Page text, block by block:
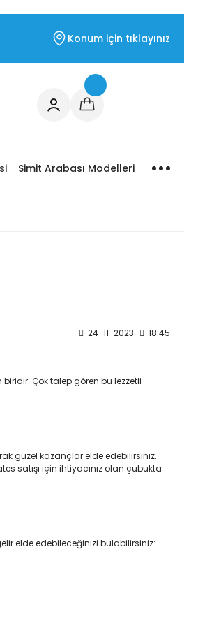
Konum için tıklayınız
Simit Arabası Modelleri
24-11-2023 18:45
biridir. Çok talep gören bu lezzetli
güzel kazançlar elde edebilirsiniz.
satışı için ihtiyacınız olan çubukta
elde edebileceğinizi bulabilirsiniz: